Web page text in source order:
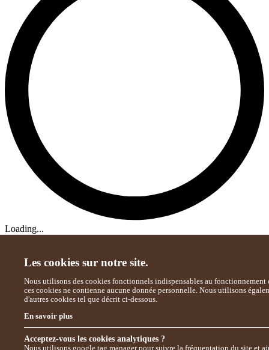
Les cookies sur notre site.
Nous utilisons des cookies fonctionnels indispensables au fonctionnement
ces cookies ne contienne aucune donnée personnelle. Nous utilisons
d'autres cookies tel que décrit ci-dessous.
En savoir plus
Acceptez-vous les cookies analytiques ?
Nous utilisons google tag manager pour suivre la fréquentation du site et
Loading...